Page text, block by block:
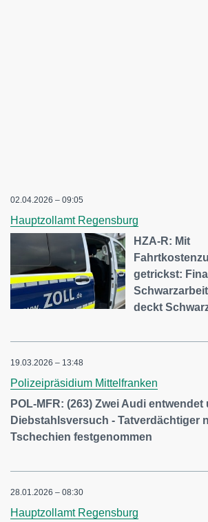
02.04.2026 – 09:05
Hauptzollamt Regensburg
HZA-R: Mit
getrickst:
deckt
19.03.2026 – 13:48
Polizeipräsidium Mittelfranken
POL-MFR: (263) Zwei Audi entwendet
Diebstahlsversuch - Tatverdächtiger
Tschechien festgenommen
28.01.2026 – 08:30
Hauptzollamt Regensburg